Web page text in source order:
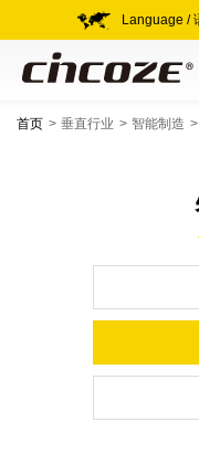
Language /
首页 垂直行业 智能制造